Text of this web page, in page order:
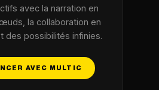
avec la narration en
la collaboration en
des possibilités infinies.
AVEC MULTIC